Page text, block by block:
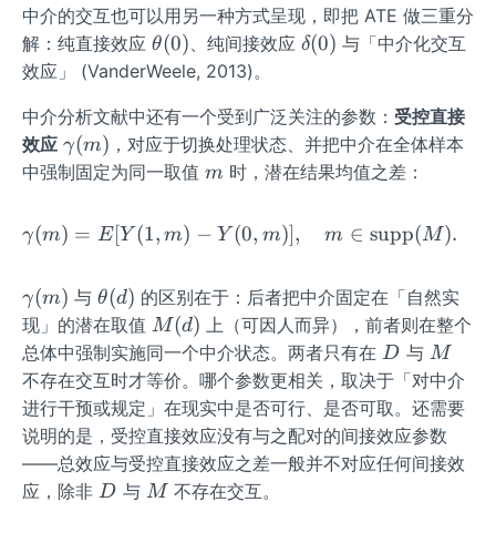
中介的交互也可以用另一种方式呈现，即把 ATE 做三重分
解：纯直接效应 \t
he
(0)
θ(0) 、纯间接效应 \d
(0)
δ(0) 与「中介化交互
效应」 (VanderWeele, 2013)。
中介分析文献中还有一个受到广泛关注的参数： 受控直接
效应 \ga
m
(m)
γ(m) ，对应于切换处理状态、并把中介在全体样本
中强制固定为同一取值 m
m 时，潜在结果均值之差：
\gamma(m)=E[Y(1,m)-
γ(m) = E[Y (1, m) − Y (0, m)], m ∈ supp(M).
\ga
m
ma
(m)
γ(m) 与\t
he
ta
(d)
θ(d) 的区别在于：后者把中介固定在「自然实
现」的潜在取值 M
(d)
M(d) 上（可因人而异），前者则在整个
总体中强制实施同一个中介状态。两者只有在 D
D 与 M
M
不存在交互时才等价。哪个参数更相关，取决于「对中介
进行干预或规定」在现实中是否可行、是否可取。还需要
说明的是，受控直接效应没有与之配对的间接效应参数
——总效应与受控直接效应之差一般并不对应任何间接效
应，除非 D
D 与 M
M不存在交互。